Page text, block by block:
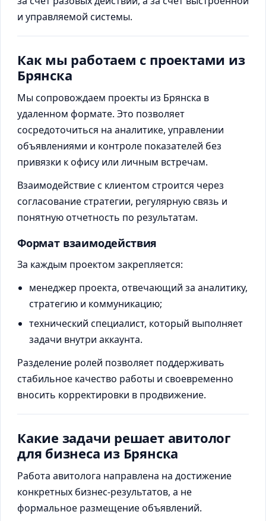
и управляемой системы.
Как мы работаем с проектами из
Брянска
Мы сопровождаем проекты из Брянска в
удаленном формате. Это позволяет
сосредоточиться на аналитике, управлении
объявлениями и контроле показателей без
привязки к офису или личным встречам.
Взаимодействие с клиентом строится через
согласование стратегии, регулярную связь и
понятную отчетность по результатам.
Формат взаимодействия
За каждым проектом закрепляется:
менеджер проекта, отвечающий за аналитику,
стратегию и коммуникацию;
технический специалист, который выполняет
задачи внутри аккаунта.
Разделение ролей позволяет поддерживать
стабильное качество работы и своевременно
вносить корректировки в продвижение.
Какие задачи решает авитолог
для бизнеса из Брянска
Работа авитолога направлена на достижение
конкретных бизнес-результатов, а не
формальное размещение объявлений.